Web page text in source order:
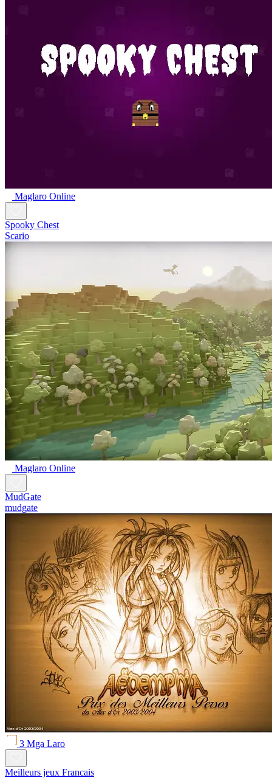
Maglaro Online
Spooky Chest
Scario
Maglaro Online
MudGate
mudgate
3 Mga Laro
Meilleurs jeux Francais